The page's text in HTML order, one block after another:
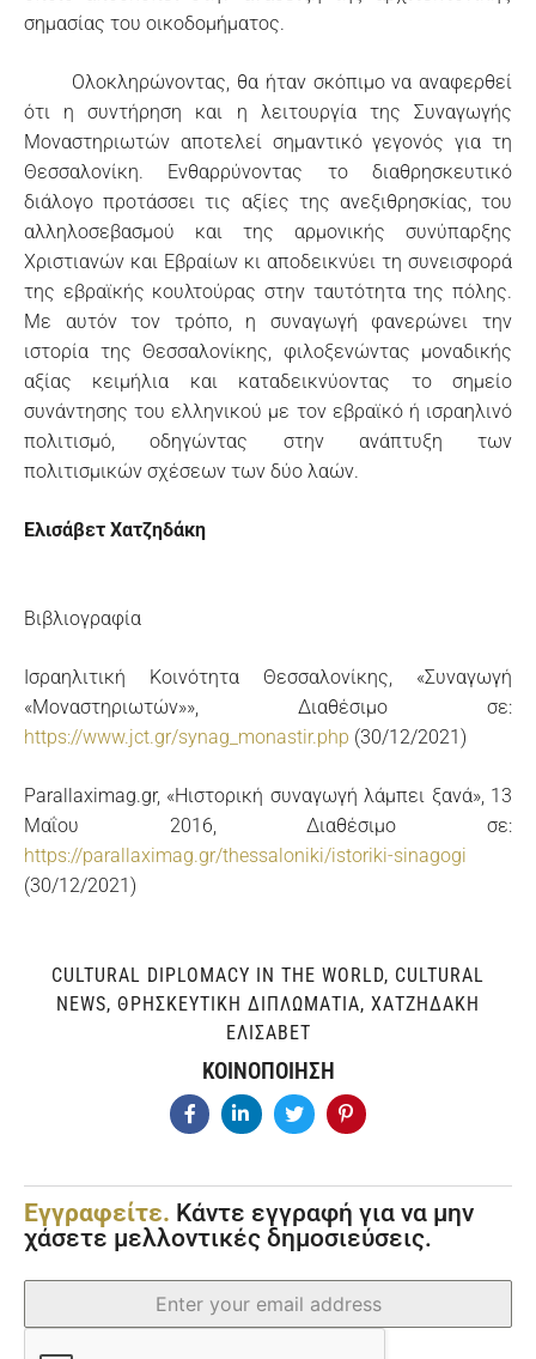
σημασίας του οικοδομήματος.
Ολοκληρώνοντας, θα ήταν σκόπιμο να αναφερθεί
ότι η συντήρηση και η λειτουργία της Συναγωγής
Μοναστηριωτών αποτελεί σημαντικό γεγονός για τη
Θεσσαλονίκη. Ενθαρρύνοντας το διαθρησκευτικό
διάλογο προτάσσει τις αξίες της ανεξιθρησκίας, του
αλληλοσεβασμού και της αρμονικής συνύπαρξης
Χριστιανών και Εβραίων κι αποδεικνύει τη συνεισφορά
της εβραϊκής κουλτούρας στην ταυτότητα της πόλης.
Με αυτόν τον τρόπο, η συναγωγή φανερώνει την
ιστορία της Θεσσαλονίκης, φιλοξενώντας μοναδικής
αξίας κειμήλια και καταδεικνύοντας το σημείο
συνάντησης του ελληνικού με τον εβραϊκό ή ισραηλινό
πολιτισμό, οδηγώντας στην ανάπτυξη των
πολιτισμικών σχέσεων των δύο λαών.
Ελισάβετ Χατζηδάκη
Βιβλιογραφία
Ισραηλιτική Κοινότητα Θεσσαλονίκης, «Συναγωγή
«Μοναστηριωτών»», Διαθέσιμο σε:
https://www.jct.gr/synag_monastir.php (30/12/2021)
Parallaximag.gr, «Ηιστορική συναγωγή λάμπει ξανά», 13
Μαΐου 2016, Διαθέσιμο σε:
https://parallaximag.gr/thessaloniki/istoriki-sinagogi
(30/12/2021)
CULTURAL DIPLOMACY IN THE WORLD, CULTURAL
NEWS, ΘΡΗΣΚΕΥΤΙΚΉ ΔΙΠΛΩΜΑΤΊΑ, ΧΑΤΖΗΔΆΚΗ
ΕΛΙΣΆΒΕΤ
ΚΟΙΝΟΠΟΙΗΣΗ
Εγγραφείτε. Κάντε εγγραφή για να μην
χάσετε μελλοντικές δημοσιεύσεις.